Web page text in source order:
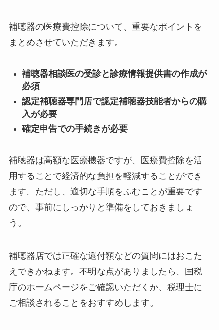
補聴器の医療費控除について、重要なポイントを
まとめさせていただきます。
補聴器相談医の受診と診療情報提供書の作成が
必須
認定補聴器専門店で認定補聴器技能者からの購
入が必要
確定申告での手続きが必要
補聴器は高額な医療機器ですが、医療費控除を活
用することで経済的な負担を軽減することができ
ます。ただし、適切な手順をふむことが重要です
ので、事前にしっかりと準備をしておきましょ
う。
補聴器店では正確な還付額などの質問にはおこた
えできかねます。不明な点がありましたら、国税
庁のホームページをご確認いただくか、税理士に
ご相談されることをおすすめします。